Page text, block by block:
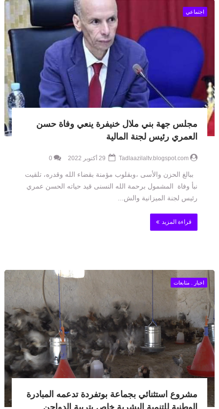
اجتماعي
مجلس جهة بني ملال خنيفرة ينعي وفاة حسن
العمري رئيس لجنة المالية
Tadlaazilaltv.blogspot.com
0
ببالغ الحزن والأسى ،وبقلوب مؤمنة بقضاء الله وقدره، تلقيت
نبأ وفاة المشمول برحمة الله النسنى قيد حياته الحسن عمري
رئيس لجنة الميزانية والش...
قراءة المزيد
اخبار . متابعات
مشروع استثنائي بجماعة بوتفردة تدعمه المبادرة